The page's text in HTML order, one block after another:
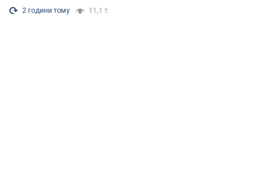
2 години тому 11,1 т.